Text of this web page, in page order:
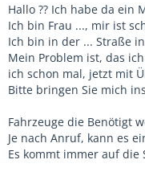
Hallo ?? Ich habe da ein
Ich bin Frau ..., mir ist
Ich bin in der ... Straße
Mein Problem ist, das
ich schon mal, jetzt mit
Bitte bringen Sie mich
Fahrzeuge die Benötigt
Je nach Anruf, kann es
Es kommt immer auf die